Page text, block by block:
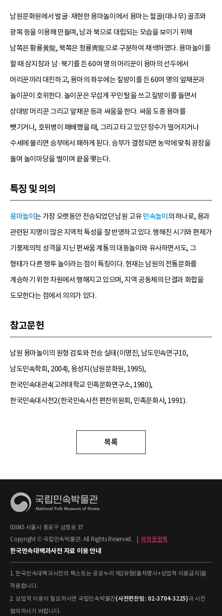
남원문화원에서 발굴·재현한 용마놀이에서 용마는 철골(대나무) 골조와
광목 등을 이용해 만들며, 남과 북으로 대립되는 모습을 보이기 위해
남쪽은 황룡黃龍, 북쪽은 청룡靑龍으로 구분하여 채색하였다. 용마놀이를
할 때 삼지창과 남·북기를 든 60여 명의 머리꾼이 용마의 선두에서
머리꾼끼리 대진하고, 용마의 좌우에는 짚방이를 든 60여 명의 앞채꾼과
놀이꾼이 호위한다. 놀이꾼은 무섭게 꾸민 탈을 쓰고 짚방이를 들면서
상대방 머리꾼 그리고 앞채꾼 등과 싸움을 한다. 싸움 도중 용마를
뺏기거나, 호위병이 패배했을 때, 그리고 타고 있던 장수가 떨어지거나
수세에 몰리면 승부에서 패하게 된다. 승부가 결정되면 농악에 맞춰 광장을
돌며 놀이마당을 벌이며 끝을 맺는다.
특징 및 의의
용마놀이 는 가장 오랫동안 전승되었던 남원 고유민속놀이 의 하나로, 용과
관련된 지명이 많은 지역적 특성을 잘 반영하고 있다. 행해진 시기와 편제가
기풍제의적 성격을 지닌 편싸움 계통의 대동놀이와 유사하면서도, 그
형태가 다른 쟁투 놀이라는 점이 특징이다. 현재는 남원의 전통문화를
계승하기 위한 차원에서 행해지고 있으며, 지역 공동체의 단결과 화합을
도모한다는 점에서 의의가 있다.
참고문헌
남원 용마놀이의 원형 검토와 전승 실태(이명진, 남도민속연구10,
남도민속학회, 2004), 용성지(남원문화원, 1995),
한국민속대관4(고려대학교 민족문화연구소, 1980),
한국민속대사전2(한국민속사전 편찬위원회, 민족문화사, 1991).
목록
03045 서울시 종로구 삼청로 37
Copyright © 국립민속박물관. All Rights Reserved.
저작권정책
한국민속대백과사전 자료 이용 안내
1. 한국민속대백과사전의 텍스트는 공공누리 제2유형(출처명시+상업적 이용금지)을
적용합니다.
2. 상업적 이용이 필요하시면 국립민속박물관(사전편찬팀: 02-3704-3225)과 사전
협의하시기 바랍니다.